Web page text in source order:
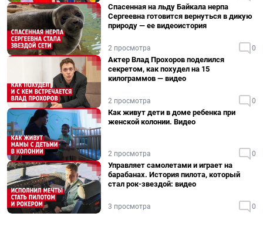
Спасенная на льду Байкала нерпа
Сергеевна готовится вернуться в дикую
природу — ее видеоистория
2 просмотра 0
Актер Влад Прохоров поделился
секретом, как похудел на 15
килограммов — видео
2 просмотра 0
Как живут дети в доме ребенка при
женской колонии. Видео
2 просмотра 0
Управляет самолетами и играет на
барабанах. История пилота, который
стал рок-звездой: видео
3 просмотра 0